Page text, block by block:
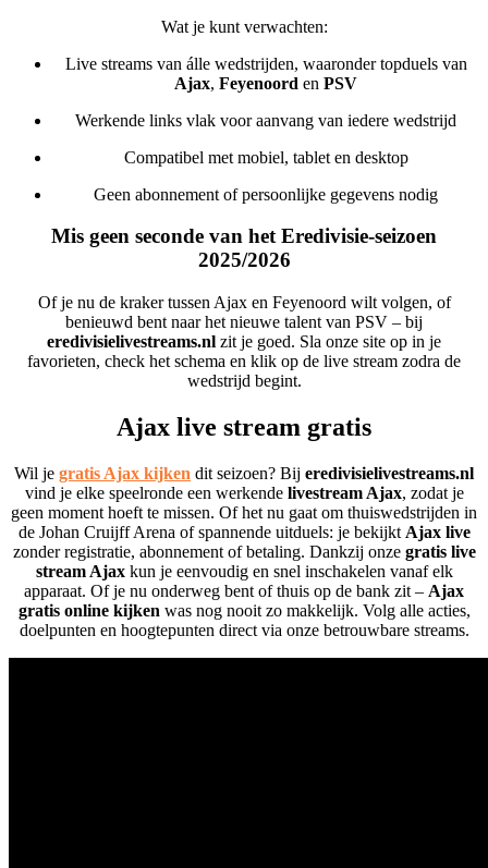
Wat je kunt verwachten:
Live streams van álle wedstrijden, waaronder topduels van
Ajax, Feyenoord en PSV
Werkende links vlak voor aanvang van iedere wedstrijd
Compatibel met mobiel, tablet en desktop
Geen abonnement of persoonlijke gegevens nodig
Mis geen seconde van het Eredivisie-seizoen
2025/2026
Of je nu de kraker tussen Ajax en Feyenoord wilt volgen, of
benieuwd bent naar het nieuwe talent van PSV – bij
eredivisielivestreams.nl zit je goed. Sla onze site op in je
favorieten, check het schema en klik op de live stream zodra de
wedstrijd begint.
Ajax live stream gratis
Wil je gratis Ajax kijken dit seizoen? Bij eredivisielivestreams.nl
vind je elke speelronde een werkende livestream Ajax, zodat je
geen moment hoeft te missen. Of het nu gaat om thuiswedstrijden in
de Johan Cruijff Arena of spannende uitduels: je bekijkt Ajax live
zonder registratie, abonnement of betaling. Dankzij onze gratis live
stream Ajaxkun je eenvoudig en snel inschakelen vanaf elk
apparaat. Of je nu onderweg bent of thuis op de bank zit – Ajax
gratis online kijken was nog nooit zo makkelijk. Volg alle acties,
doelpunten en hoogtepunten direct via onze betrouwbare streams.